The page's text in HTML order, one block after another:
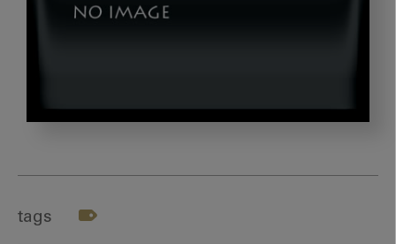
tags